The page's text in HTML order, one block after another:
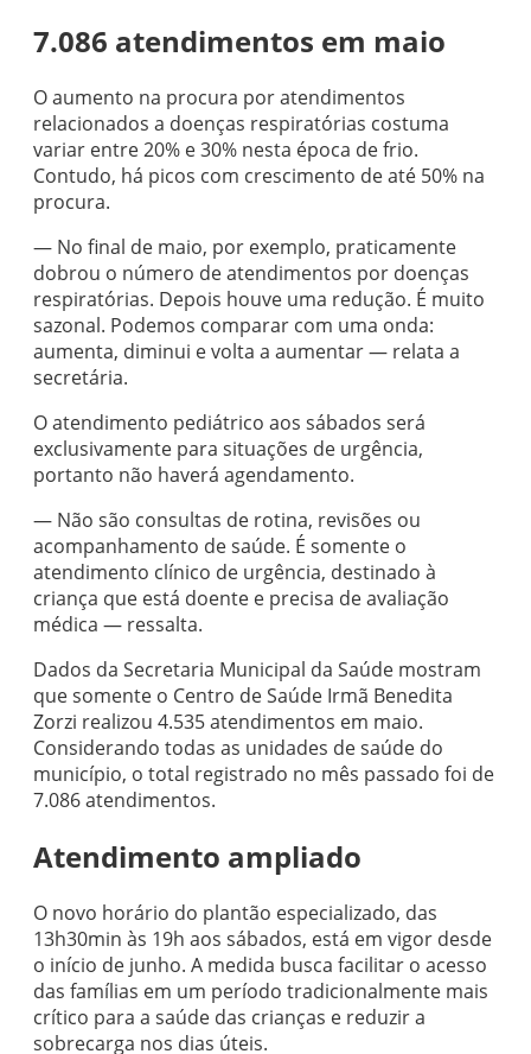
7.086 atendimentos em maio
O aumento na procura por atendimentos
relacionados a doenças respiratórias costuma
variar entre 20% e 30% nesta época de frio.
Contudo, há picos com crescimento de até 50% na
procura.
— No final de maio, por exemplo, praticamente
dobrou o número de atendimentos por doenças
respiratórias. Depois houve uma redução. É muito
sazonal. Podemos comparar com uma onda:
aumenta, diminui e volta a aumentar — relata a
secretária.
O atendimento pediátrico aos sábados será
exclusivamente para situações de urgência,
portanto não haverá agendamento.
— Não são consultas de rotina, revisões ou
acompanhamento de saúde. É somente o
atendimento clínico de urgência, destinado à
criança que está doente e precisa de avaliação
médica — ressalta.
Dados da Secretaria Municipal da Saúde mostram
que somente o Centro de Saúde Irmã Benedita
Zorzi realizou 4.535 atendimentos em maio.
Considerando todas as unidades de saúde do
município, o total registrado no mês passado foi de
7.086 atendimentos.
Atendimento ampliado
O novo horário do plantão especializado, das
13h30min às 19h aos sábados, está em vigor desde
o início de junho. A medida busca facilitar o acesso
das famílias em um período tradicionalmente mais
crítico para a saúde das crianças e reduzir a
sobrecarga nos dias úteis.